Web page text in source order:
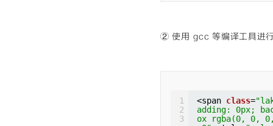
53, 153, 119);
</span></
margin: 0px;
ng-box
② 使用 gcc 等编译工具进
1
2
3
<span class=
adding: 0px;
ox rgba(0, 0,